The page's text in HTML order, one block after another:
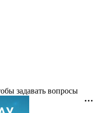
задавать вопросы